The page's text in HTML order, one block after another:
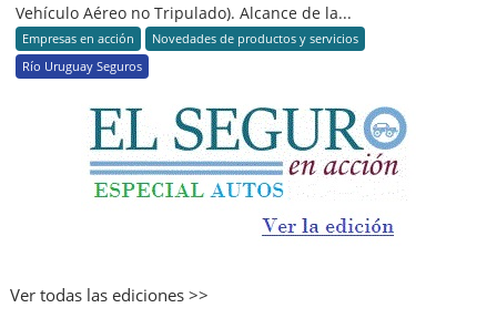
Vehículo Aéreo no Tripulado). Alcance de la...
Empresas en acción
Novedades de productos y servicios
Río Uruguay Seguros
Ver todas las ediciones >>